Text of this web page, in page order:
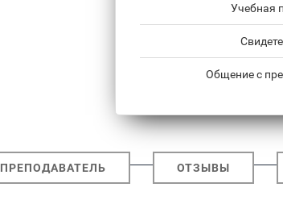
Учебная
Общение с
ПРЕПОДАВАТЕЛЬ ОТЗЫВЫ